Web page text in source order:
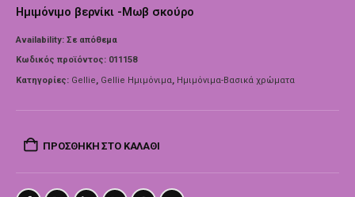
Ημιμόνιμο βερνίκι -Μωβ σκούρο
Availability: Σε απόθεμα
Κωδικός προϊόντος: 011158
Κατηγορίες: Gellie, Gellie Ημιμόνιμα, Ημιμόνιμα-Βασικά χρώματα
ΠΡΟΣΘΉΚΗ ΣΤΟ ΚΑΛΆΘΙ